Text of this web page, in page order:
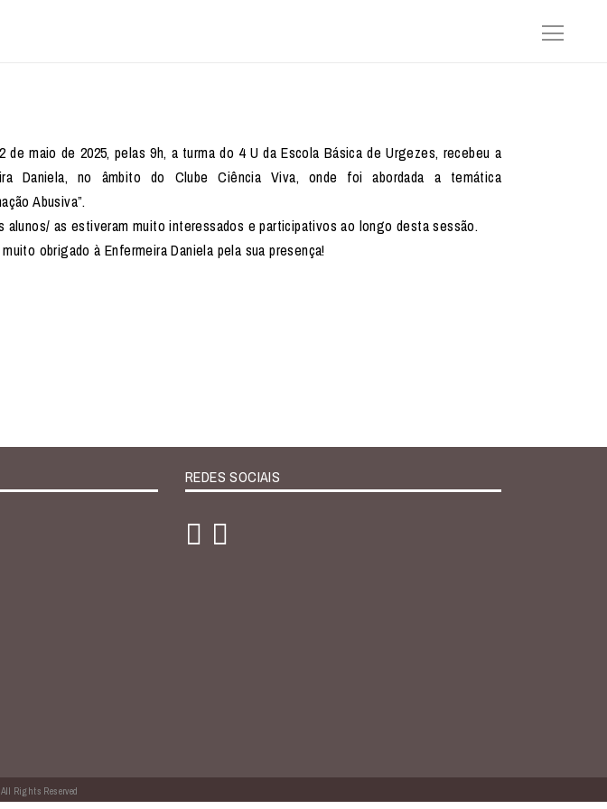
de maio de 2025, pelas 9h, a turma do 4 U da Escola Básica de Urgezes, recebeu a
Daniela, no âmbito do Clube Ciência Viva, onde foi abordada a temática
Abusiva”.
alunos/ as estiveram muito interessados e participativos ao longo desta sessão.
obrigado à Enfermeira Daniela pela sua presença!
REDES SOCIAIS
Rights Reserved